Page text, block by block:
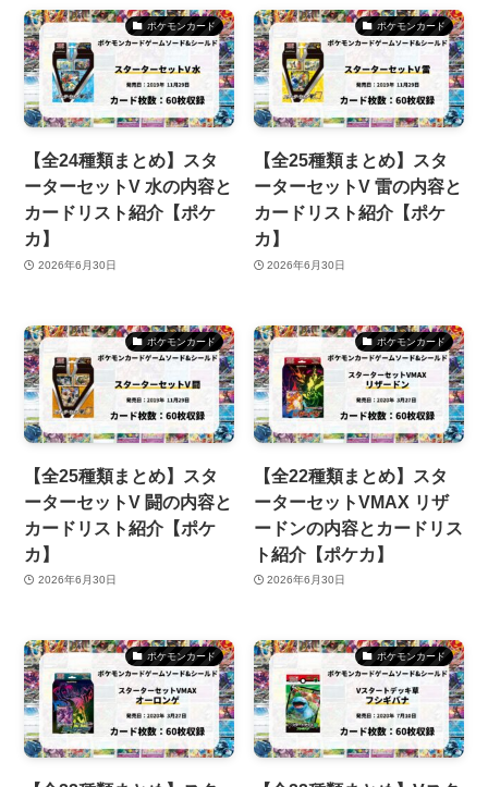
ポケモンカード
【全24種類まとめ】スタ
ーターセットV 水の内容と
カードリスト紹介【ポケ
カ】
2026年6月30日
ポケモンカード
【全25種類まとめ】スタ
ーターセットV 雷の内容と
カードリスト紹介【ポケ
カ】
2026年6月30日
ポケモンカード
【全25種類まとめ】スタ
ーターセットV 闘の内容と
カードリスト紹介【ポケ
カ】
2026年6月30日
ポケモンカード
【全22種類まとめ】スタ
ーターセットVMAX リザ
ードンの内容とカードリス
ト紹介【ポケカ】
2026年6月30日
ポケモンカード ポケモンカード